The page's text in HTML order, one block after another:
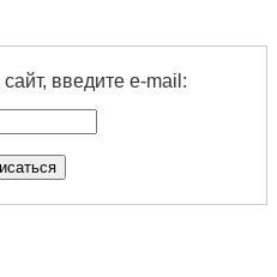
введите e-mail: